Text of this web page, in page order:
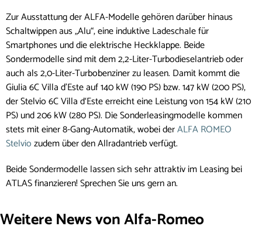
Zur Ausstattung der ALFA-Modelle gehören darüber hinaus
Schaltwippen aus „Alu“, eine induktive Ladeschale für
Smartphones und die elektrische Heckklappe. Beide
Sondermodelle sind mit dem 2,2-Liter-Turbodieselantrieb oder
auch als 2,0-Liter-Turbobenziner zu leasen. Damit kommt die
Giulia 6C Villa d'Este auf 140 kW (190 PS) bzw. 147 kW (200 PS),
der Stelvio 6C Villa d‘Este erreicht eine Leistung von 154 kW (210
PS) und 206 kW (280 PS). Die Sonderleasingmodelle kommen
stets mit einer 8-Gang-Automatik, wobei derALFA ROMEO
Stelviozudem über den Allradantrieb verfügt.
Beide Sondermodelle lassen sich sehr attraktiv im Leasing bei
ATLAS finanzieren! Sprechen Sie uns gern an.
Weitere News von Alfa-Romeo